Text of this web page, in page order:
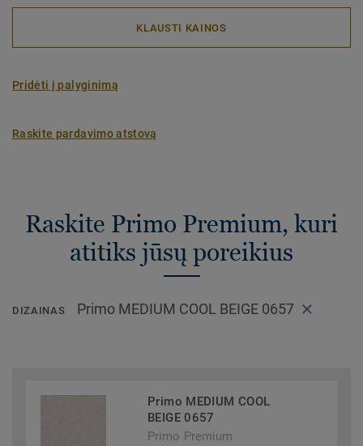
KLAUSTI KAINOS
Pridėti į palyginimą
Raskite pardavimo atstovą
Raskite Primo Premium, kuri
atitiks jūsų poreikius
DIZAINAS Primo MEDIUM COOL BEIGE 0657
Primo MEDIUM COOL
BEIGE 0657
Primo Premium